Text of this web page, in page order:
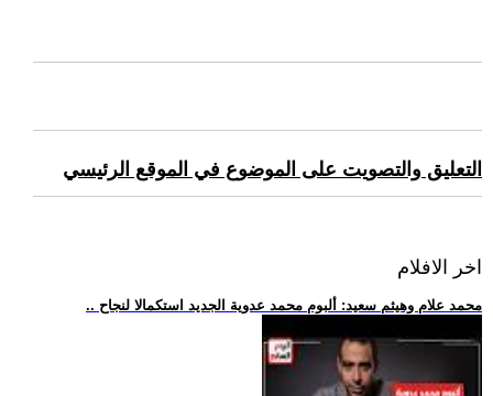
التعليق والتصويت على الموضوع في الموقع الرئيسي
اخر الافلام
.. محمد علام وهيثم سعيد: ألبوم محمد عدوية الجديد استكمالا لنجاح